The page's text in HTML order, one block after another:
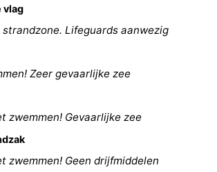
vlag
Lifeguards aanwezig
Zeer gevaarlijke zee
zwemmen! Gevaarlijke zee
zwemmen! Geen drijfmiddelen